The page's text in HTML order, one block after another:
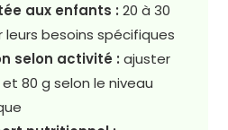
aux enfants : 20 à 30
besoins spécifiques
selon activité : ajuster
80 g selon le niveau